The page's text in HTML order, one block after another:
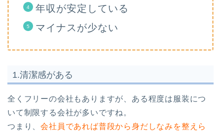
年収が安定している
マイナスが少ない
1.清潔感がある
全くフリーの会社もありますが、ある程度は服装につ
いて制限する会社が多いですね。
つまり、会社員であれば普段から身だしなみを整えら